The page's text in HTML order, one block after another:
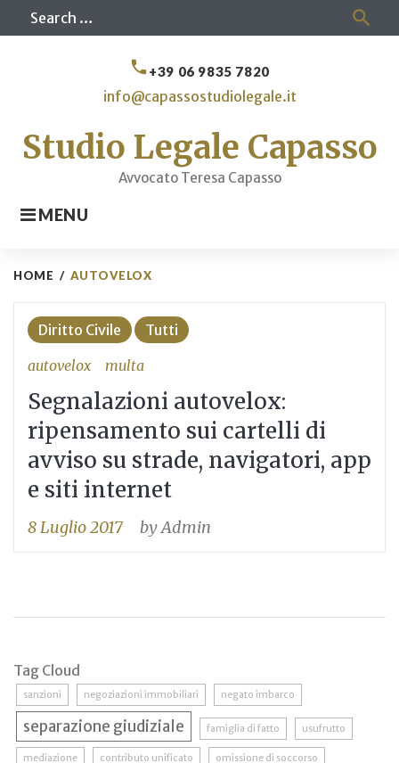
search
Studio Legale Capasso
Avvocato Teresa Capasso
MENU
call+39 06 9835 7820
info@capassostudiolegale.it
HOME / AUTOVELOX
Tag:
autovelox
Diritto Civile
Tutti
autovelox
multa
Segnalazioni autovelox:
ripensamento sui cartelli di
avviso su strade, navigatori, app
e siti internet
8 Luglio 2017 byAdmin
Tag Cloud
sanzioni negoziazioni immobiliari negato imbarco
separazione giudiziale famiglia di fatto usufrutto
mediazione contributo unificato omissione di soccorso